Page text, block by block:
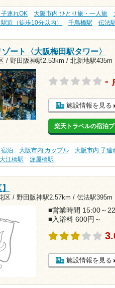
連れOK 大阪市内 ひとり旅・一人旅
近（徒歩10分以内）
千鳥橋駅 伝法
ート〈大阪梅田駅タワー〉
/ 野田阪神駅2.53km / 北新地駅435m
-
施設情報を見る
楽天トラベルの宿泊
泊 大阪市内 カップル 大阪市内 子連
大江橋駅 淀屋橋駅
区 / 野田阪神駅2.57km / 伝法駅395m
■営業時間 15:00～
■入浴料 600円～
施設情報を見る